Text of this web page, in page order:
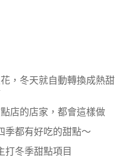
，冬天就自動轉換成熱甜
店的店家，都會這樣做
季都有好吃的甜點～
打冬季甜點項目